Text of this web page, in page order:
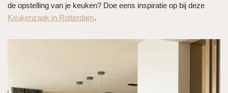
de opstelling van je keuken? Doe eens inspiratie op bij deze
Keukenzaak in Rotterdam.